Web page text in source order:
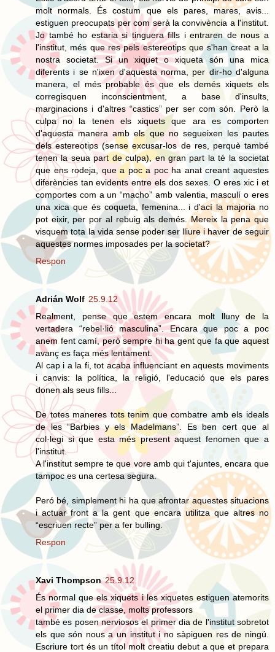
molt normals. És costum que els pares, mares, avis...
estiguen preocupats per com serà la convivència a l'institut.
Jo també ho estaria si tinguera fills i entraren de nous a
l'institut, més que res pels estereotips que s'han creat a la
nostra societat. Si un xiquet o xiqueta són una mica
diferents i se n'ixen d'aquesta norma, per dir-ho d'alguna
manera, el més probable és que els demés xiquets els
corregisquen inconscientment, a base d'insults,
marginacions i d'altres “castics” per ser com són. Però la
culpa no la tenen els xiquets que ara es comporten
d'aquesta manera amb els que no segueixen les pautes
dels estereotips (sense excusar-los de res, perquè també
tenen la seua part de culpa), en gran part la té la societat
que ens rodeja, que a poc a poc ha anat creant aquestes
diferències tan evidents entre els dos sexes. O eres xic i et
comportes com a un “macho” amb valentia, masculí o eres
una xica que és coqueta, femenina... i d'ací la majoria no
pot eixir, per por al rebuig als demés. Mereix la pena que
visquem tota la vida sense poder ser lliure i haver de seguir
aquestes normes imposades per la societat?
Respon
Adrián Wolf 25.9.12
Realment, pense que estem encara molt lluny de la
vertadera “rebel·lió masculina”. Encara que poc a poc
anem fent camí, però sempre hi ha gent que fa que aquest
avanç es faça més lentament.
Al cap i a la fi, tot acaba influenciant en aquests moviments
i canvis: la política, la religió, l'educació que els pares
donen als seus fills...
De totes maneres tots tenim que combatre amb els ideals
de les “Barbies y els Madelmans”. Es ben cert que al
col·legi si que esta més present aquest fenomen que a
l'institut.
A l'institut sempre te que vore amb qui t'ajuntes, encara que
tampoc es una certesa segura.
Peró bé, simplement hi ha que afrontar aquestes situacions
i actuar front a la gent que encara utilitza que altres no
“escriuen recte” per a fer bulling.
Respon
Xavi Thompson 25.9.12
És normal que els xiquets i les xiquetes estiguen atemorits
el primer dia de classe, molts professors
també es posen nerviosos el primer dia de l'institut sobretot
els que són nous a un institut i no sàpiguen res de ningú.
Escriure tort és un títol molt creatiu debut a que et prepara